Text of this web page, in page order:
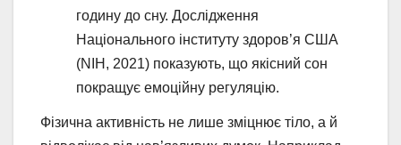
годину до сну. Дослідження
Національного інституту здоров’я США
(NIH, 2021) показують, що якісний сон
покращує емоційну регуляцію.
Фізична активність не лише зміцнює тіло, а й